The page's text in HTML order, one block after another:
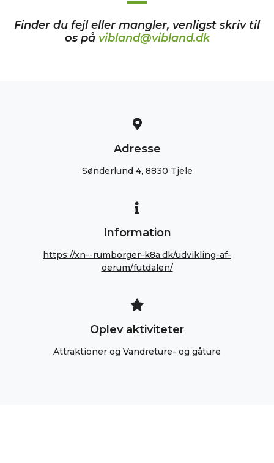
Finder du fejl eller mangler, venligst skriv til
os på vibland@vibland.dk
Adresse
Sønderlund 4, 8830 Tjele
Information
https://xn--rumborger-k8a.dk/udvikling-af-
oerum/futdalen/
Oplev aktiviteter
Attraktioner og Vandreture- og gåture